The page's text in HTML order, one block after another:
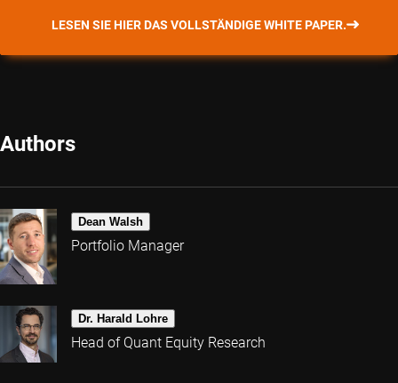
LESEN SIE HIER DAS VOLLSTÄNDIGE WHITE PAPER.
Authors
Dean Walsh
Portfolio Manager
Dr. Harald Lohre
Head of Quant Equity Research